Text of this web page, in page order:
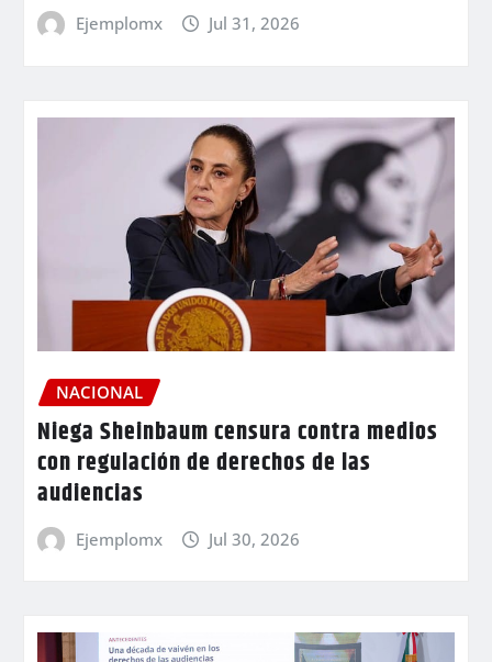
Ejemplomx Jul 31, 2026
NACIONAL
Niega Sheinbaum censura contra medios
con regulación de derechos de las
audiencias
Ejemplomx Jul 30, 2026